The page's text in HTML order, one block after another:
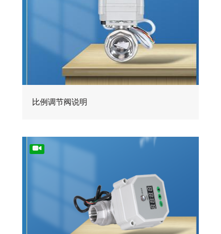
比例调节阀说明